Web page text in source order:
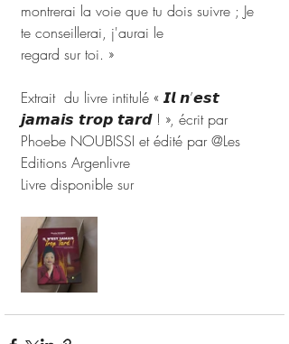
montrerai la voie que tu dois suivre ; Je
te conseillerai, j'aurai le
regard sur toi. »
Extrait  du livre intitulé « 𝙄𝙡 𝙣’𝙚𝙨𝙩
𝙟𝙖𝙢𝙖𝙞𝙨 𝙩𝙧𝙤𝙥 𝙩𝙖𝙧𝙙 ! », écrit par
Phoebe NOUBISSI et édité par @Les
Editions Argenlivre
Livre disponible sur